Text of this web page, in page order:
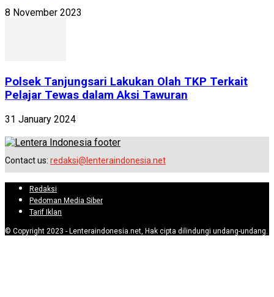
8 November 2023
Polsek Tanjungsari Lakukan Olah TKP Terkait
Pelajar Tewas dalam Aksi Tawuran
31 January 2024
Contact us: redaksi@lenteraindonesia.net
Redaksi
Pedoman Media Siber
Tarif Iklan
© Copyright 2023 - Lenteraindonesia.net, Hak cipta dilindungi undang-undang.